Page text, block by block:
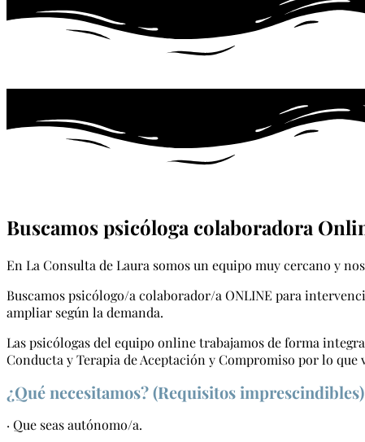
Buscamos psicóloga colaboradora
En La Consulta de Laura somos un equipo muy cercano y
Buscamos psicólogo/a colaborador/a ONLINE para
ampliar según la demanda.
Las psicólogas del equipo online trabajamos de forma
Conducta y Terapia de Aceptación y Compromiso por lo
¿Qué necesitamos? (Requisitos imprescindibles)
· Que seas autónomo/a.